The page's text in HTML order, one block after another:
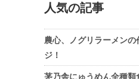
人気の記事
農心、ノグリラーメン
ジ！
茅乃舎にゅうめん全種類